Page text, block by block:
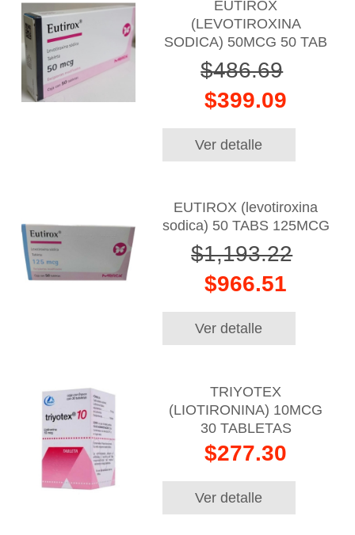
EUTIROX
(LEVOTIROXINA
SODICA) 50MCG 50 TAB
$486.69
$399.09
Ver detalle
EUTIROX (levotiroxina
sodica) 50 TABS 125MCG
$1,193.22
$966.51
Ver detalle
TRIYOTEX
(LIOTIRONINA) 10MCG
30 TABLETAS
$277.30
Ver detalle